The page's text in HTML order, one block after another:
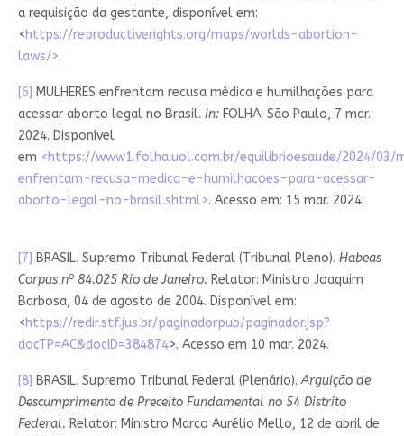
a requisição da gestante, disponível em:
<https://reproductiverights.org/maps/worlds-abortion-
laws/>.
[6] MULHERES enfrentam recusa médica e humilhações para
acessar aborto legal no Brasil. In:FOLHA. São Paulo, 7 mar.
2024. Disponível
em <https://www1.folha.uol.com.br/equilibrioesaude/2024/03/
enfrentam-recusa-medica-e-humilhacoes-para-acessar-
aborto-legal-no-brasil.shtml>. Acesso em: 15 mar. 2024.
[7] BRASIL. Supremo Tribunal Federal (Tribunal Pleno). Habeas
Corpus no84.025 Rio de Janeiro. Relator: Ministro Joaquim
Barbosa, 04 de agosto de 2004. Disponível em:
<https://redir.stf.jus.br/paginadorpub/paginador.jsp?
docTP=AC&docID=384874>. Acesso em 10 mar. 2024.
[8] BRASIL. Supremo Tribunal Federal (Plenário).Arguição de
Descumprimento de Preceito Fundamental no 54 Distrito
Federal. Relator: Ministro Marco Aurélio Mello, 12 de abril de